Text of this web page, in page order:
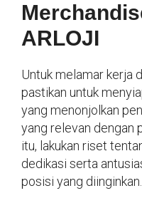
ARLOJI
Untuk melamar kerja
pastikan untuk
yang menonjolkan
yang relevan dengan
itu, lakukan riset
dedikasi serta
posisi yang diinginkan.